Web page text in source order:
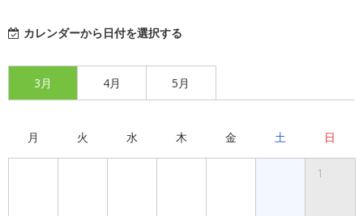
カレンダーから日付を選択する
3月 4月 5月
月 火 水 木 金 土 日
1